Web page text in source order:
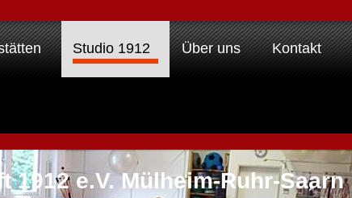
Studio 1912 Über uns Kontakt
1912 e.V. Mülheim-Ruhr-Saarn